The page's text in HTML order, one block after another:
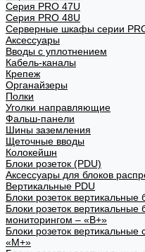
Серия PRO 47U
Серия PRO 48U
Серверные шкафы серии
Аксессуары
Вводы с уплотнением
Кабель-каналы
Крепеж
Органайзеры
Полки
Уголки направляющие
Фальш-панели
Шины заземления
Щеточные вводы
Колокейшн
Блоки розеток (PDU)
Аксессуары для блоков
Вертикальные PDU
Блоки розеток вертикальные
Блоки розеток
мониторингом – «В+»
Блоки розеток
«М+»